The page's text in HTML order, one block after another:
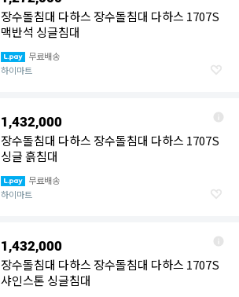
장수돌침대 다하스 장수돌침대 다하스 1707S
맥반석 싱글침대
무료배송
하이마트
1,432,000
장수돌침대 다하스 장수돌침대 다하스 1707S
싱글 흙침대
무료배송
하이마트
1,432,000
장수돌침대 다하스 장수돌침대 다하스 1707S
샤인스톤 싱글침대